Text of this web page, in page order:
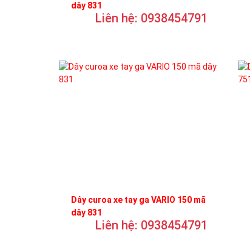
dây 831
Liên hệ: 0938454791
Dây curoa xe tay ga VARIO 150 mã
dây 831
Liên hệ: 0938454791